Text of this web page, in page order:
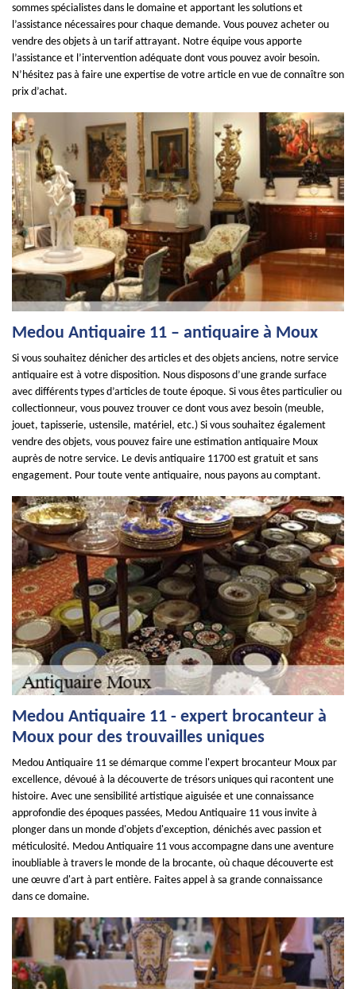
sommes spécialistes dans le domaine et apportant les solutions et
l’assistance nécessaires pour chaque demande. Vous pouvez acheter ou
vendre des objets à un tarif attrayant. Notre équipe vous apporte
l’assistance et l’intervention adéquate dont vous pouvez avoir besoin.
N’hésitez pas à faire une expertise de votre article en vue de connaître son
prix d’achat.
Medou Antiquaire 11 – antiquaire à Moux
Si vous souhaitez dénicher des articles et des objets anciens, notre service
antiquaire est à votre disposition. Nous disposons d’une grande surface
avec différents types d’articles de toute époque. Si vous êtes particulier ou
collectionneur, vous pouvez trouver ce dont vous avez besoin (meuble,
jouet, tapisserie, ustensile, matériel, etc.) Si vous souhaitez également
vendre des objets, vous pouvez faire une estimation antiquaire Moux
auprès de notre service. Le devis antiquaire 11700 est gratuit et sans
engagement. Pour toute vente antiquaire, nous payons au comptant.
Medou Antiquaire 11 - expert brocanteur à
Moux pour des trouvailles uniques
Medou Antiquaire 11 se démarque comme l'expert brocanteur Moux par
excellence, dévoué à la découverte de trésors uniques qui racontent une
histoire. Avec une sensibilité artistique aiguisée et une connaissance
approfondie des époques passées, Medou Antiquaire 11 vous invite à
plonger dans un monde d'objets d'exception, dénichés avec passion et
méticulosité. Medou Antiquaire 11 vous accompagne dans une aventure
inoubliable à travers le monde de la brocante, où chaque découverte est
une œuvre d'art à part entière. Faites appel à sa grande connaissance
dans ce domaine.